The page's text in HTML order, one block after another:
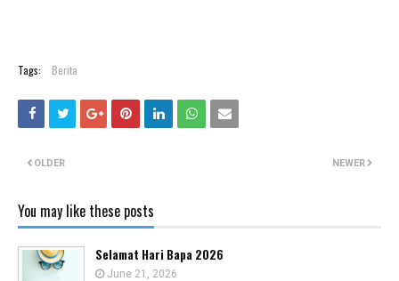
Tags: Berita
NEWER
OLDER
You may like these posts
Selamat Hari Bapa 2026
June 21, 2026